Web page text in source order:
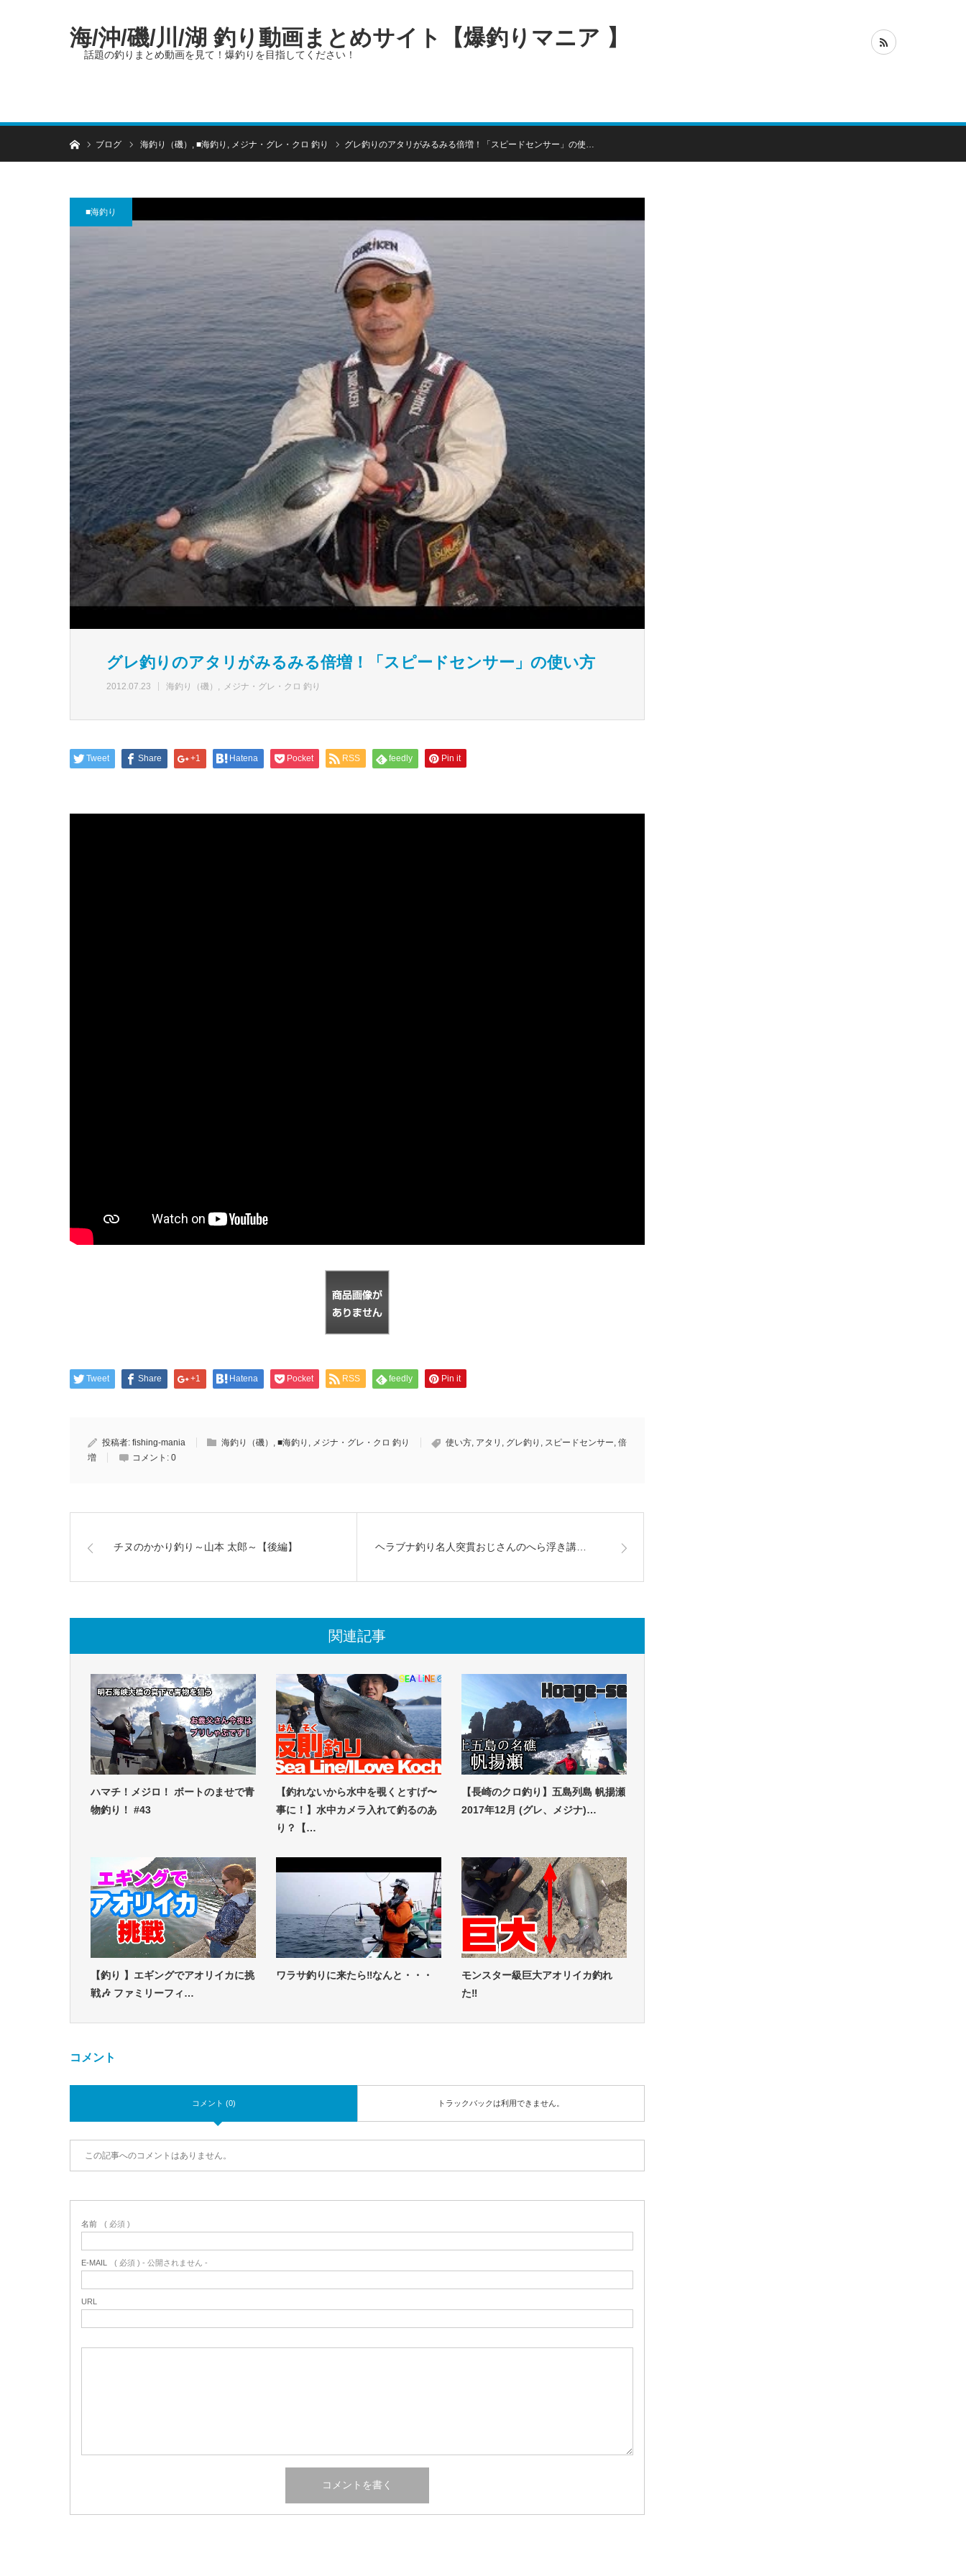
海/沖/磯/川/湖 釣り動画まとめサイト【爆釣りマニア 】
話題の釣りまとめ動画を見て！爆釣りを目指してください！
ホームブログ 海釣り（磯） , ■海釣り , メジナ・グレ・クロ 釣り グレ釣りのアタリがみるみる倍増！「スピードセンサー」の使…
■海釣り
グレ釣りのアタリがみるみる倍増！「スピードセンサー」の使い方
2012.07.23 海釣り（磯） メジナ・グレ・クロ 釣り
Tweet Share +1 Hatena Pocket RSS feedly Pin it
Tweet Share +1 Hatena Pocket RSS feedly Pin it
投稿者: fishing-mania 海釣り（磯） , ■海釣り , メジナ・グレ・クロ 釣り 使い方, アタリ , グレ釣り , スピードセンサー, 倍
増
コメント: 0
チヌのかかり釣り～山本 太郎～【後編】 ヘラブナ釣り名人突貫おじさんのへら浮き講…
関連記事
ハマチ！メジロ！ ボートのませで青
物釣り！ #43
【釣れないから水中を覗くとすげ〜
事に！】水中カメラ入れて釣るのあ
り？【…
【長崎のクロ釣り】五島列島 帆揚瀬
2017年12月 (グレ、メジナ)…
【釣り 】エギングでアオリイカに挑
戦🎶 ファミリーフィ…
ワラサ釣りに来たら‼なんと・・・
モンスター級巨大アオリイカ釣れ
た‼
コメント
コメント (0) トラックバックは利用できません。
この記事へのコメントはありません。
名前 ( 必須 )
E-MAIL ( 必須 ) - 公開されません -
URL